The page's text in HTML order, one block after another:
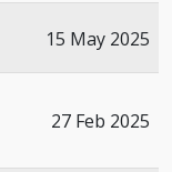
15 May 2025
27 Feb 2025